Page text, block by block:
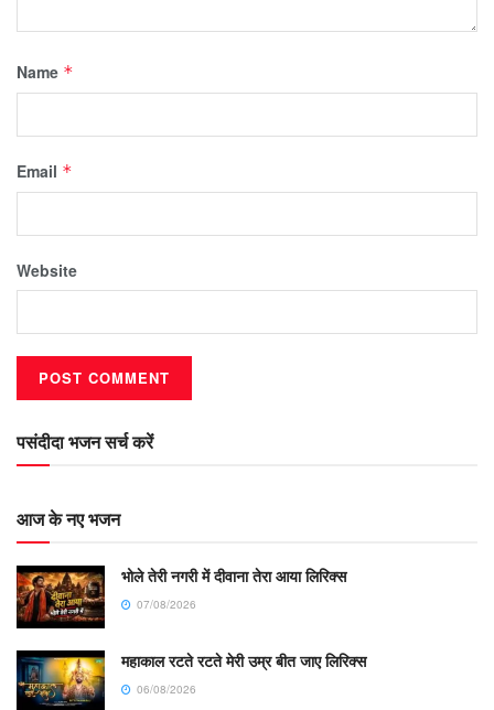
Name *
Email *
Website
पसंदीदा भजन सर्च करें
आज के नए भजन
भोले तेरी नगरी में दीवाना तेरा आया लिरिक्स
07/08/2026
महाकाल रटते रटते मेरी उम्र बीत जाए लिरिक्स
06/08/2026